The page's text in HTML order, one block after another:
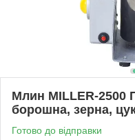
Млин MILLER-2500
борошна, зерна,
Готово до відправки